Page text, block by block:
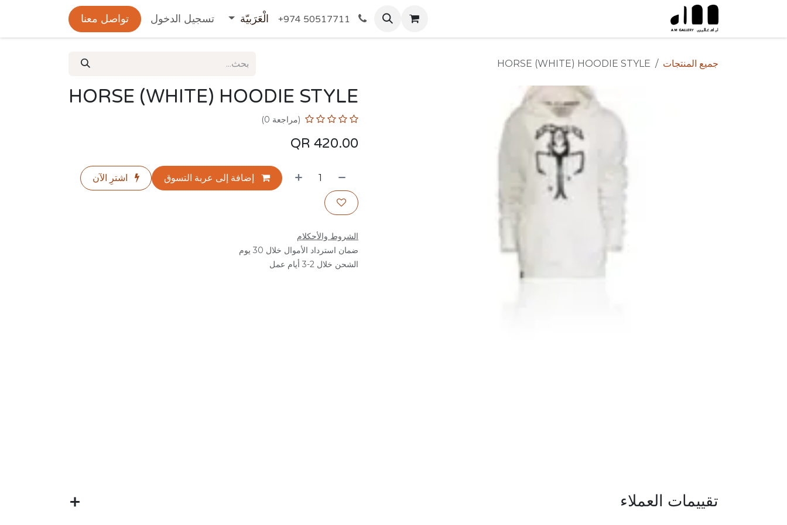
تخطي للذهاب إلى المحتوى
+974 50517711 الْعَرَبيّة تسجيل الدخول تواصل معنا
جميع المنتجات HORSE (WHITE) HOODIE STYLE
HORSE (WHITE) HOODIE STYLE
(مراجعة 0)
420.00
إضافة إلى عربة التسوق اشترِ الآن
الشروط والأحكلام
ضمان استرداد الأموال خلال 30 يوم
الشحن خلال 2-3 أيام عمل
تقييمات العملاء